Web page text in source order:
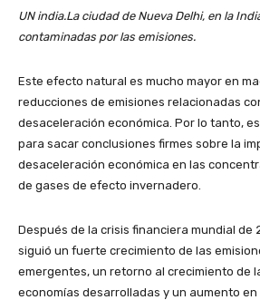
UN india.La ciudad de Nueva Delhi, en la
contaminadas por las emisiones.
Este efecto natural es mucho mayor en
reducciones de emisiones relacionadas
desaceleración económica. Por lo tanto,
para sacar conclusiones firmes sobre la
desaceleración económica en las
de gases de efecto invernadero.
Después de la crisis financiera mundial de
siguió un fuerte crecimiento de las
emergentes, un retorno al crecimiento de
economías desarrolladas y un aumento